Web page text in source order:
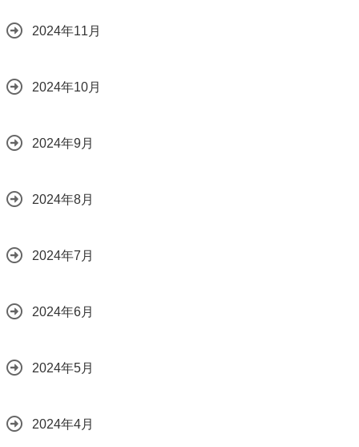
2024年11月
2024年10月
2024年9月
2024年8月
2024年7月
2024年6月
2024年5月
2024年4月